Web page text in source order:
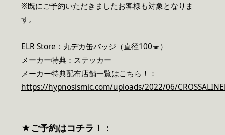
※既にご予約いただきましたお客様も対象となりま
す。
ELR Store：丸デカ缶バッジ（直径100㎜）
メーカー特典：ステッカー
メーカー特典配布店舗一覧はこちら！：
https://hypnosismic.com/uploads/2022/06/
★ご予約はコチラ！：